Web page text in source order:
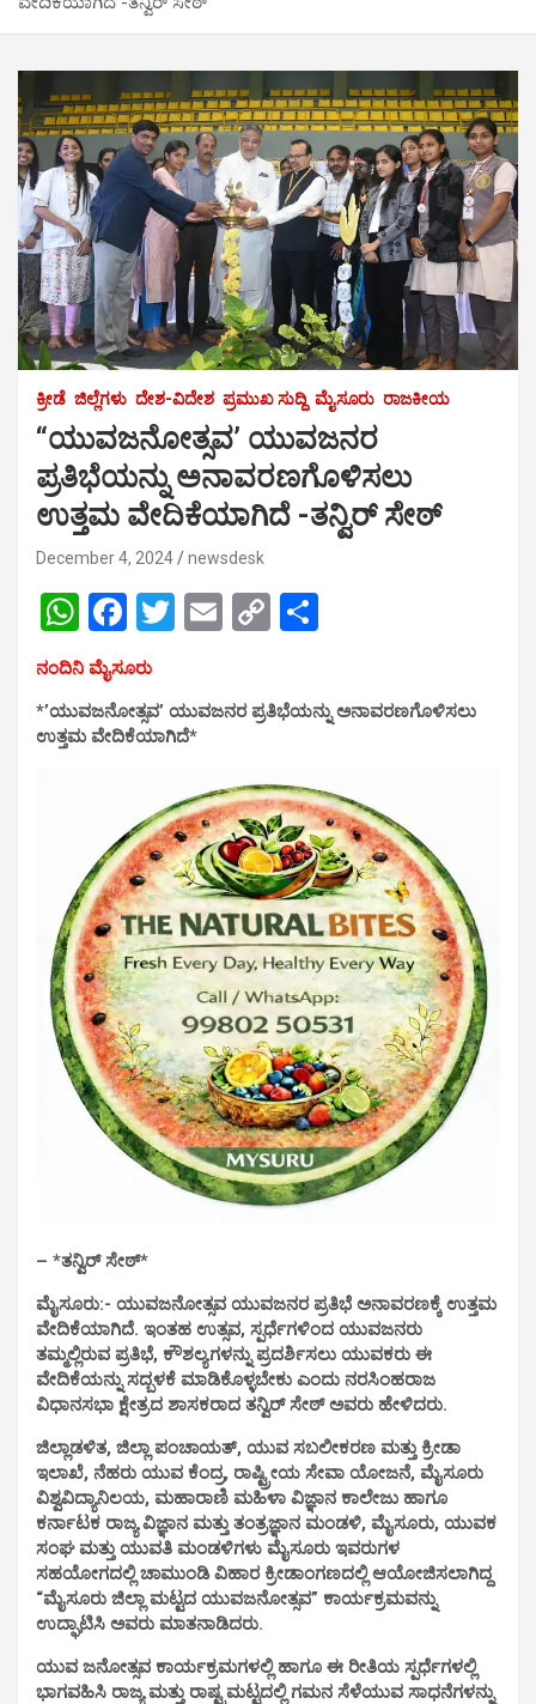
ಕ್ರೀಡೆ ಜಿಲ್ಲೆಗಳು ದೇಶ-ವಿದೇಶ ಪ್ರಮುಖ ಸುದ್ದಿ ಮೈಸೂರು ರಾಜಕೀಯ
“ಯುವಜನೋತ್ಸವ’ ಯುವಜನರ
ಪ್ರತಿಭೆಯನ್ನು ಅನಾವರಣಗೊಳಿಸಲು
ಉತ್ತಮ ವೇದಿಕೆಯಾಗಿದೆ -ತನ್ವಿರ್ ಸೇಠ್
December 4, 2024 newsdesk
W
h
at
s
F
a
ce
b
k
T
er
E
C
Li
k
e
ನಂದಿನಿ ಮೈಸೂರು
*’ಯುವಜನೋತ್ಸವ’ ಯುವಜನರ ಪ್ರತಿಭೆಯನ್ನು ಅನಾವರಣಗೊಳಿಸಲು
ಉತ್ತಮ ವೇದಿಕೆಯಾಗಿದೆ*
– *ತನ್ವಿರ್ ಸೇಠ್*
ಮೈಸೂರು:- ಯುವಜನೋತ್ಸವ ಯುವಜನರ ಪ್ರತಿಭೆ ಅನಾವರಣಕ್ಕೆ ಉತ್ತಮ
ವೇದಿಕೆಯಾಗಿದೆ. ಇಂತಹ ಉತ್ಸವ, ಸ್ಪರ್ಧೆಗಳಿಂದ ಯುವಜನರು
ತಮ್ಮಲ್ಲಿರುವ ಪ್ರತಿಭೆ, ಕೌಶಲ್ಯಗಳನ್ನು ಪ್ರದರ್ಶಿಸಲು ಯುವಕರು ಈ
ವೇದಿಕೆಯನ್ನು ಸದ್ಬಳಕೆ ಮಾಡಿಕೊಳ್ಳಬೇಕು ಎಂದು ನರಸಿಂಹರಾಜ
ವಿಧಾನಸಭಾ ಕ್ಷೇತ್ರದ ಶಾಸಕರಾದ ತನ್ವಿರ್ ಸೇಠ್ ಅವರು ಹೇಳಿದರು.
ಜಿಲ್ಲಾಡಳಿತ, ಜಿಲ್ಲಾ ಪಂಚಾಯತ್, ಯುವ ಸಬಲೀಕರಣ ಮತ್ತು ಕ್ರೀಡಾ
ಇಲಾಖೆ, ನೆಹರು ಯುವ ಕೆಂದ್ರ, ರಾಷ್ಟ್ರೀಯ ಸೇವಾ ಯೋಜನೆ, ಮೈಸೂರು
ವಿಶ್ವವಿದ್ಯಾನಿಲಯ, ಮಹಾರಾಣಿ ಮಹಿಳಾ ವಿಜ್ಞಾನ ಕಾಲೇಜು ಹಾಗೂ
ಕರ್ನಾಟಕ ರಾಜ್ಯ ವಿಜ್ಞಾನ ಮತ್ತು ತಂತ್ರಜ್ಞಾನ ಮಂಡಳಿ, ಮೈಸೂರು, ಯುವಕ
ಸಂಘ ಮತ್ತು ಯುವತಿ ಮಂಡಳಿಗಳು ಮೈಸೂರು ಇವರುಗಳ
ಸಹಯೋಗದಲ್ಲಿ ಚಾಮುಂಡಿ ವಿಹಾರ ಕ್ರೀಡಾಂಗಣದಲ್ಲಿ ಆಯೋಜಿಸಲಾಗಿದ್ದ
“ಮೈಸೂರು ಜಿಲ್ಲಾ ಮಟ್ಟದ ಯುವಜನೋತ್ಸವ” ಕಾರ್ಯಕ್ರಮವನ್ನು
ಉದ್ಘಾಟಿಸಿ ಅವರು ಮಾತನಾಡಿದರು.
ಯುವ ಜನೋತ್ಸವ ಕಾರ್ಯಕ್ರಮಗಳಲ್ಲಿ ಹಾಗೂ ಈ ರೀತಿಯ ಸ್ಪರ್ಧೆಗಳಲ್ಲಿ
ಭಾಗವಹಿಸಿ ರಾಜ್ಯ ಮತ್ತು ರಾಷ್ಟ್ರಮಟ್ಟದಲ್ಲಿ ಗಮನ ಸೆಳೆಯುವ ಸಾಧನೆಗಳನ್ನು